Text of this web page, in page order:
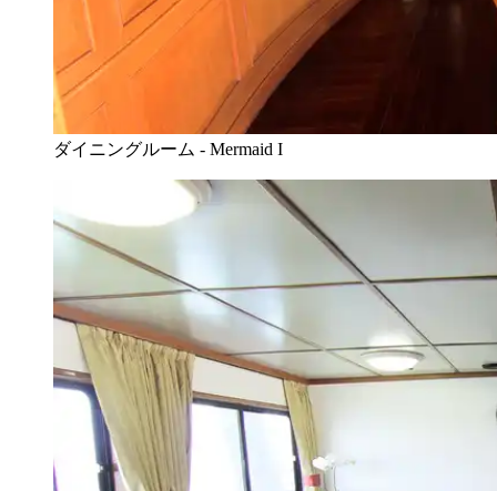
ダイニングルーム - Mermaid I